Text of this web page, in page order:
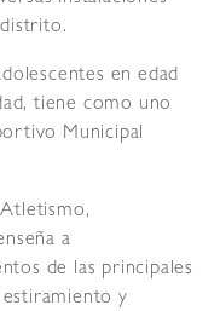
en edad
tiene como uno
Municipal
a
de las principales
estiramiento y